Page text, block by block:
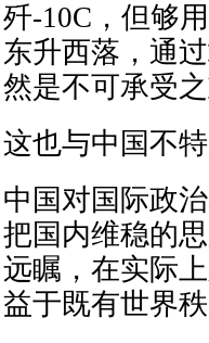
歼-10C，但够
东升西落，通
然是不可承受
这也与中国不
中国对国际政
把国内维稳的
远瞩，在实际
益于既有世界